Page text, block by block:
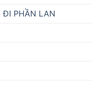
ĐI PHẦN LAN